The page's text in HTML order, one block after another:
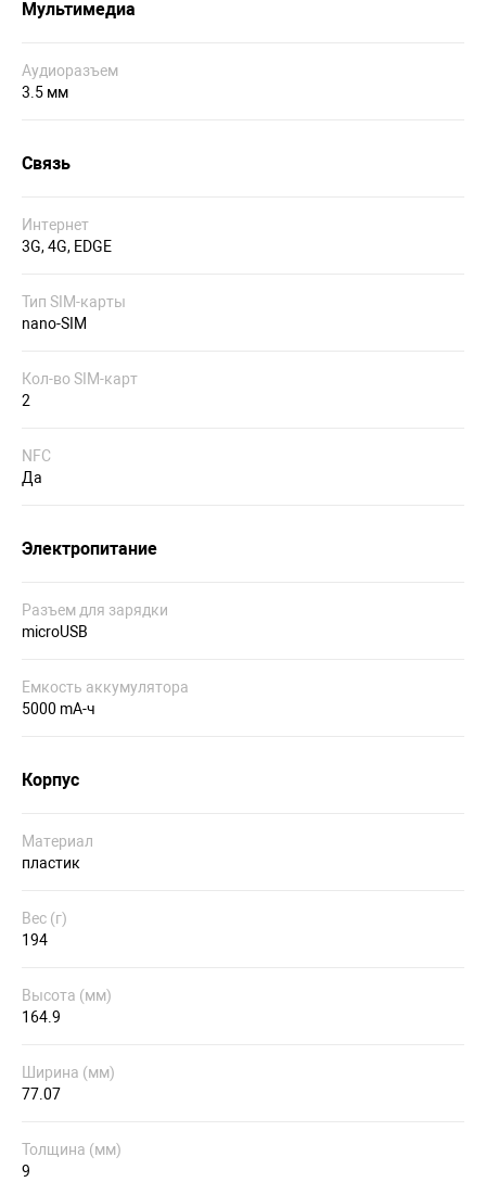
Мультимедиа
Аудиоразъем
3.5 мм
Связь
Интернет
3G, 4G, EDGE
Тип SIM-карты
nano-SIM
Кол-во SIM-карт
2
NFC
Да
Электропитание
Разъем для зарядки
microUSB
Емкость аккумулятора
5000 mA-ч
Корпус
Материал
пластик
Вес (г)
194
Высота (мм)
164.9
Ширина (мм)
77.07
Толщина (мм)
9